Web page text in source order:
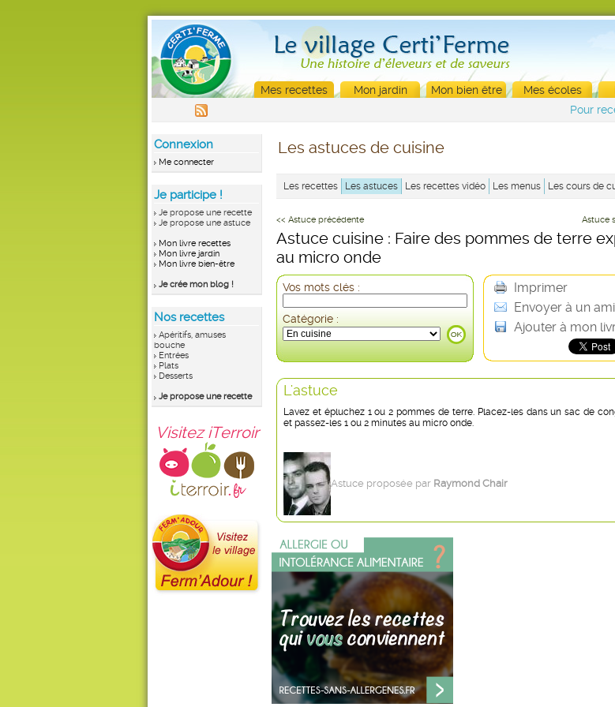
Mes recettes Mon jardin Mon bien être Mes écoles
Pour
Connexion
Me connecter
Je participe !
Je propose une recette
Je propose une astuce
Mon livre recettes
Mon livre jardin
Mon livre bien-être
Je crée mon blog !
Nos recettes
Apéritifs, amuses
bouche
Entrées
Plats
Desserts
Je propose une recette
Visitez iTerroir
Les astuces de cuisine
Les recettes Les astuces Les recettes vidéo Les menus Les cours de
Astuce
<< Astuce précédente
Astuce cuisine : Faire des pommes de terre
au micro onde
Vos mots clés :
Catégorie :
Imprimer
Envoyer à un ami
Ajouter à mon
L'astuce
Lavez et épluchez 1 ou 2 pommes de terre. Placez-les dans un sac de
et passez-les 1 ou 2 minutes au micro onde.
Astuce proposée par Raymond Chair